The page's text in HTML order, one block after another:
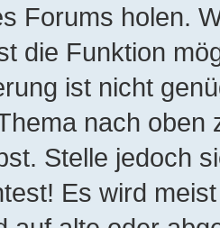
Forums holen.
die Funktion
ist nicht
nach oben
Stelle jedoch
Es wird